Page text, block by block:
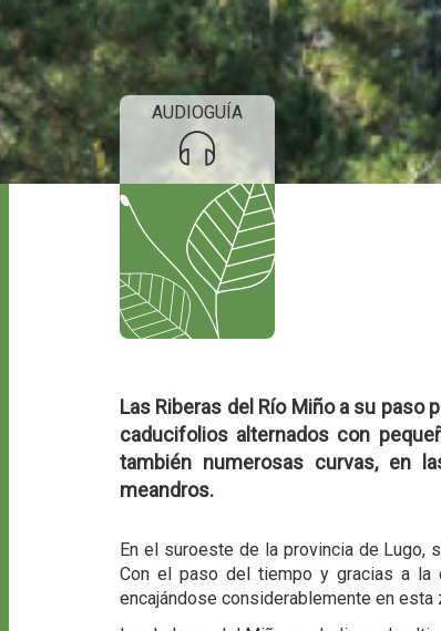
AUDIOGUÍA
Las Riberas del Río Miño a su paso
caducifolios alternados con
también numerosas curvas, en
meandros.
En el suroeste de la provincia de Lugo,
Con el paso del tiempo y gracias a la
encajándose considerablemente en esta